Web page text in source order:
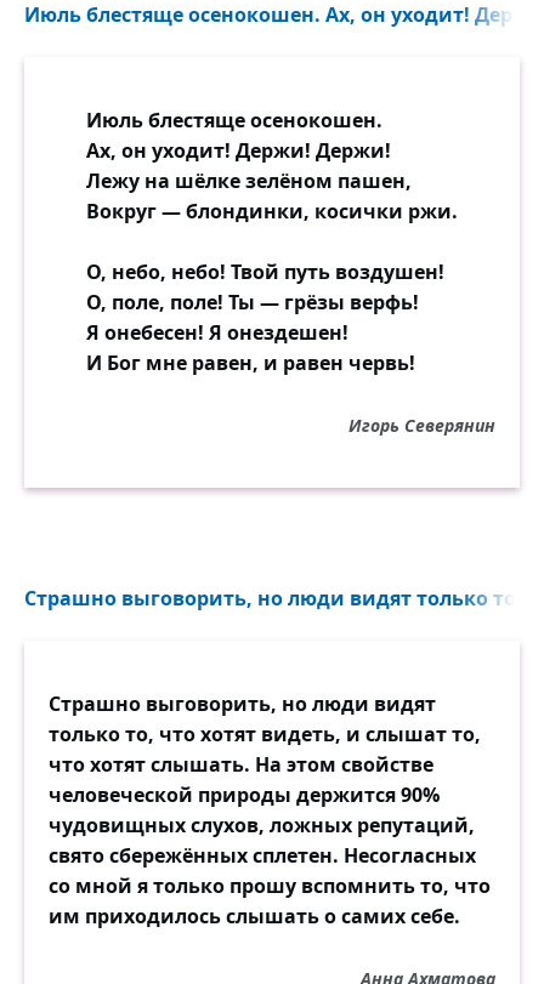
Июль блестяще осенокошен. Ах, он уходит!
Июль блестяще осенокошен.
Ах, он уходит! Держи! Держи!
Лежу на шёлке зелёном пашен,
Вокруг — блондинки, косички ржи.
О, небо, небо! Твой путь воздушен!
О, поле, поле! Ты — грёзы верфь!
Я онебесен! Я онездешен!
И Бог мне равен, и равен червь!
Игорь Северянин
Страшно выговорить, но люди видят только то...
Страшно выговорить, но люди видят
только то, что хотят видеть, и слышат то,
что хотят слышать. На этом свойстве
человеческой природы держится 90%
чудовищных слухов, ложных репутаций,
свято сбережённых сплетен. Несогласных
со мной я только прошу вспомнить то, что
им приходилось слышать о самих себе.
Анна Ахматова